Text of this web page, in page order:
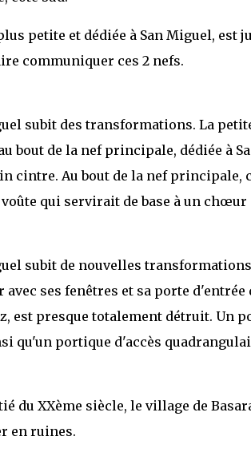
petite et dédiée à San Miguel, est
communiquer ces 2 nefs.
subit des transformations. La
bout de la nef principale, dédiée à
cintre. Au bout de la nef principale,
qui servirait de base à un chœur
subit de nouvelles
avec ses fenêtres et sa porte
est presque totalement détruit. Un
qu'un portique d'accès
du XXème siècle, le village de
en ruines.